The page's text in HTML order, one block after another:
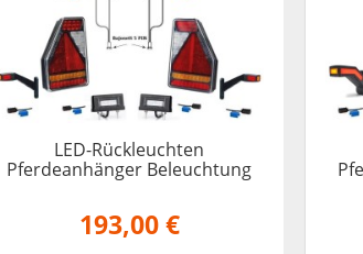
LED-Rückleuchten
Pferdeanhänger Beleuchtung
193,00 €